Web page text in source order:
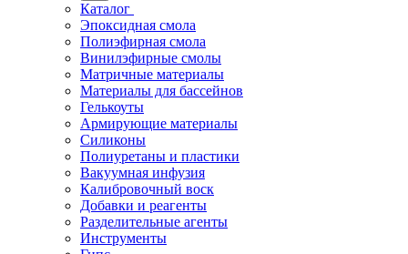
Каталог
Эпоксидная смола
Полиэфирная смола
Винилэфирные смолы
Матричные материалы
Материалы для бассейнов
Гелькоуты
Армирующие материалы
Силиконы
Полиуретаны и пластики
Вакуумная инфузия
Калибровочный воск
Добавки и реагенты
Разделительные агенты
Инструменты